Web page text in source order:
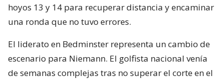
hoyos 13 y 14 para recuperar distancia y encaminar
una ronda que no tuvo errores.
El liderato en Bedminster representa un cambio de
escenario para Niemann. El golfista nacional venía
de semanas complejas tras no superar el corte en el